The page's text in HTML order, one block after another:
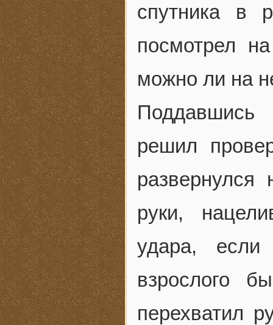
спутника в
посмотрел
можно ли на
решил
развернулся
руки,
удара,
взрослого
перехватил